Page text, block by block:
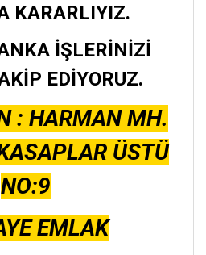
KARARLIYIZ.
İŞLERİNİZİ
EDİYORUZ.
: HARMAN MH.
ÜSTÜ
NO:9
EMLAK